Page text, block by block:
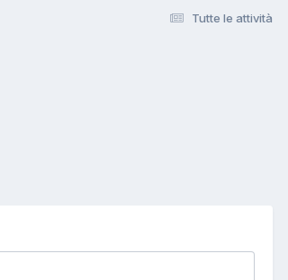
Tutte le attività